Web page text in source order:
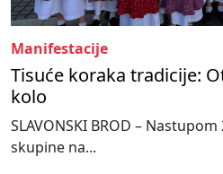
Manifestacije
Tisuće koraka tradicije:
kolo
SLAVONSKI BROD –
skupine na...